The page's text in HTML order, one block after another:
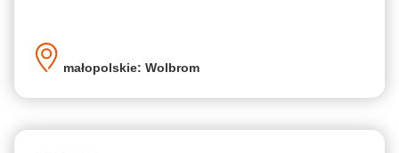
małopolskie: Wolbrom